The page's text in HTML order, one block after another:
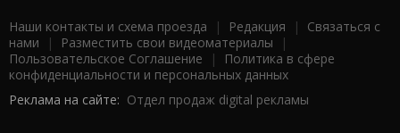
Наши контакты и схема проезда | Редакция | Связаться с
нами | Разместить свои видеоматериалы |
Пользовательское Соглашение |
Политика в сфере
конфиденциальности и персональных данных
Реклама на сайте: Отдел продаж digital рекламы